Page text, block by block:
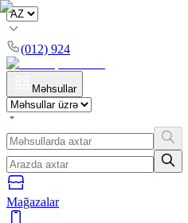
(012) 924
Məhsullar
Mağazalar